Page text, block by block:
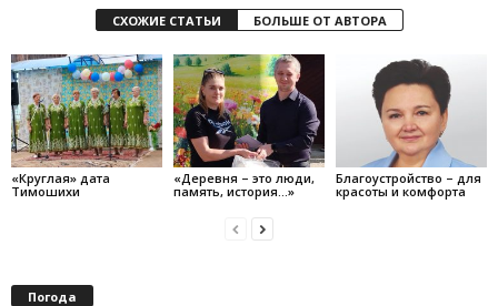
СХОЖИЕ СТАТЬИ БОЛЬШЕ ОТ АВТОРА
«Круглая» дата
Тимошихи
«Деревня – это люди,
память, история…»
Благоустройство – для
красоты и комфорта
Погода